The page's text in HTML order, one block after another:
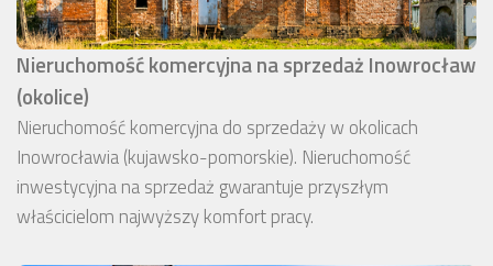
Nieruchomość komercyjna na sprzedaż Inowrocław
(okolice)
Nieruchomość komercyjna do sprzedaży w okolicach
Inowrocławia (kujawsko-pomorskie). Nieruchomość
inwestycyjna na sprzedaż gwarantuje przyszłym
właścicielom najwyższy komfort pracy.